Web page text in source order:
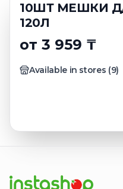
10ШТ МЕШКИ Д/
120Л
от 3 959 ₸
Available in stores (9)